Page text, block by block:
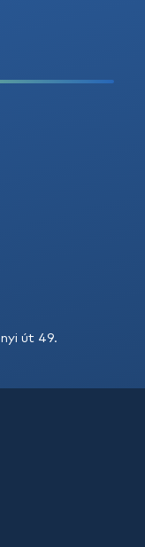
út 49.